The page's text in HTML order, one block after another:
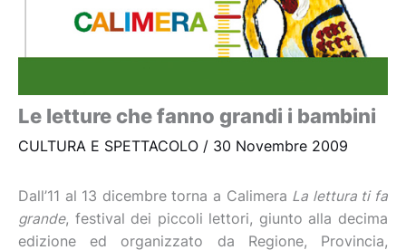
Le letture che fanno grandi i bambini
CULTURA E SPETTACOLO / 30 Novembre 2009
Dall’11 al 13 dicembre torna a Calimera La lettura ti fa
grande, festival dei piccoli lettori, giunto alla decima
edizione ed organizzato da Regione, Provincia,